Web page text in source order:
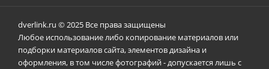
dverlink.ru © 2025 Все права защищены
Любое использование либо копирование материалов или
подборки материалов сайта, элементов дизайна и
оформления, в том числе фотографий - допускается лишь с